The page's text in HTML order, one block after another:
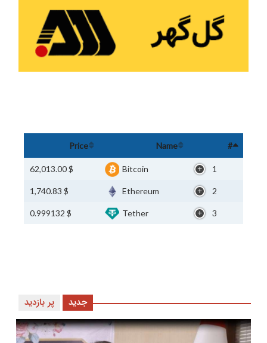
#
Name
Price
1
Bitcoin
$ 62,013.00
2
Ethereum
$ 1,740.83
3
Tether
$ 0.999132
پر بازدید جدید